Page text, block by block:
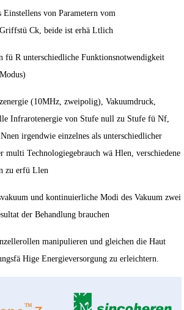
Einstellens von Parametern vom
Ck, beide ist erhä Ltlich
fü R unterschiedliche Funktionsnotwendigkeit
(10MHz, zweipolig), Vakuumdruck,
Infrarotenergie von Stufe null zu Stufe fü Nf,
irgendwie einzelnes als unterschiedlicher
multi Technologiegebrauch wä Hlen, verschiedene
zu erfü Llen
und kontinuierliche Modi des Vakuum zwei
der Behandlung brauchen
manipulieren und gleichen die Haut
Hige Energieversorgung zu erleichtern.